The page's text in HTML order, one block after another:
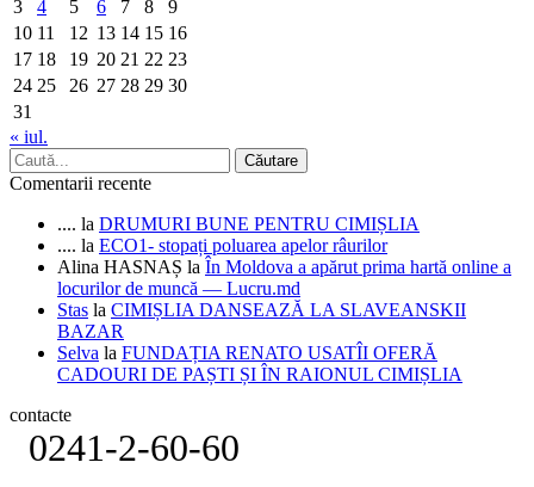
3
4 5 6 7 8
9
10 11 12 13 14 15 16
17 18 19 20 21 22 23
24 25 26 27 28 29 30
31
« iul.
Comentarii recente
.... la DRUMURI BUNE PENTRU CIMIȘLIA
.... la ECO1- stopați poluarea apelor râurilor
Alina HASNAȘ la În Moldova a apărut prima hartă online a
locurilor de muncă — Lucru.md
Stas la CIMIȘLIA DANSEAZĂ LA SLAVEANSKII
BAZAR
Selva la FUNDAȚIA RENATO USATÎI OFERĂ
CADOURI DE PAȘTI ȘI ÎN RAIONUL CIMIȘLIA
contacte
0241-2-60-60